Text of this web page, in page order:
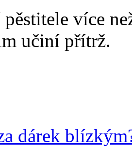
více
učiní přítrž.
dárek